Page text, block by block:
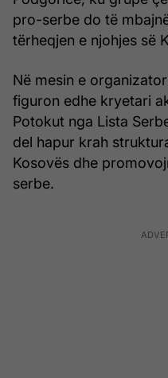
pro-serbe do të
tërheqjen e njohjes së
Në mesin e
figuron edhe kryetari
Potokut nga Lista
del hapur krah
Kosovës dhe
serbe.